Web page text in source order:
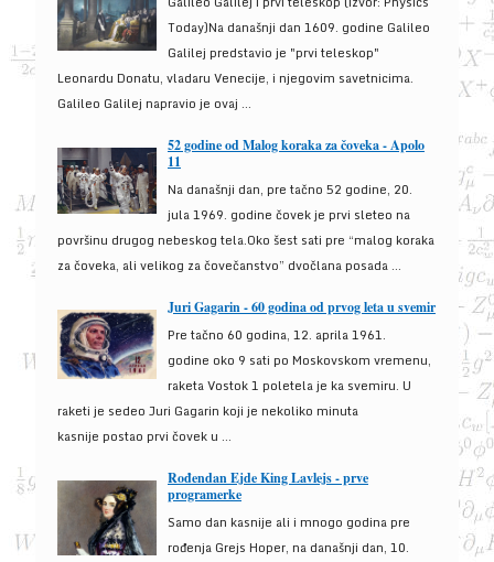
Today)Na današnji dan 1609. godine Galileo
Galilej predstavio je "prvi teleskop"
Leonardu Donatu, vladaru Venecije, i njegovim savetnicima.
Galileo Galilej napravio je ovaj ...
52 godine od Malog koraka za čoveka - Apolo
11
Na današnji dan, pre tačno 52 godine, 20.
jula 1969. godine čovek je prvi sleteo na
površinu drugog nebeskog tela.Oko šest sati pre “malog koraka
za čoveka, ali velikog za čovečanstvo” dvočlana posada ...
Juri Gagarin - 60 godina od prvog leta u svemir
Pre tačno 60 godina, 12. aprila 1961.
godine oko 9 sati po Moskovskom vremenu,
raketa Vostok 1 poletela je ka svemiru. U
raketi je sedeo Juri Gagarin koji je nekoliko minuta
kasnije postao prvi čovek u ...
Rođendan Ejde King Lavlejs - prve
programerke
Samo dan kasnije ali i mnogo godina pre
rođenja Grejs Hoper, na današnji dan, 10.